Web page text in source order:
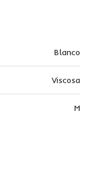
Blanco
Viscosa
M